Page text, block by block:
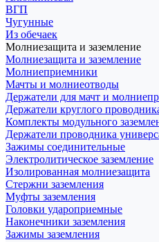
ВГП
Чугунные
Из обечаек
Молниезащита и заземление
Молниезащита и заземление
Молниеприемники
Мачты и молниеотводы
Держатели для мачт и
Держатели круглого
Комплекты модульного
Держатели проводника
Зажимы соединительные
Электролитическое заземление
Изолированная молниезащита
Стержни заземления
Муфты заземления
Головки удароприемные
Наконечники заземления
Зажимы заземления